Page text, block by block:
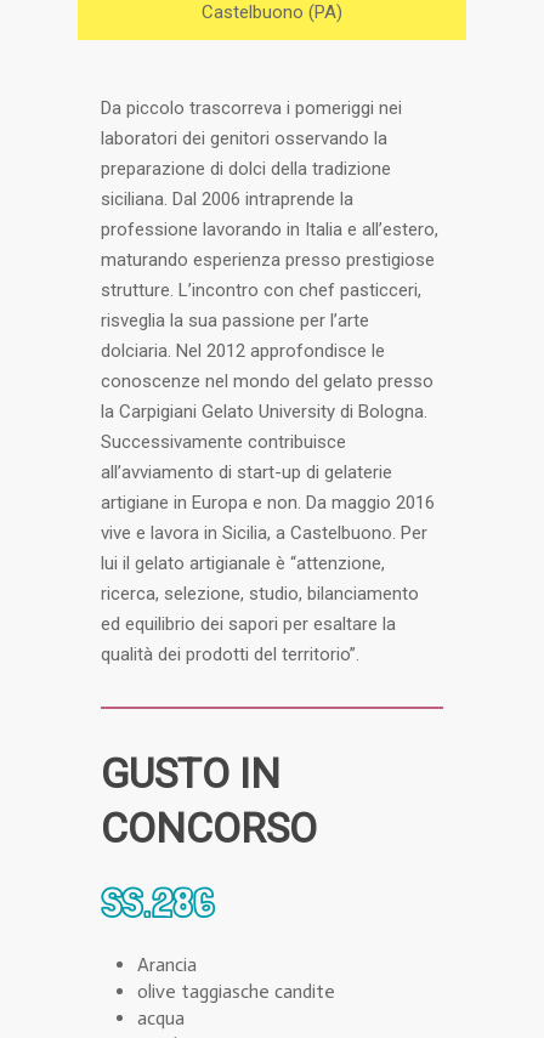
Castelbuono (PA)
Da piccolo trascorreva i pomeriggi nei
laboratori dei genitori osservando la
preparazione di dolci della tradizione
siciliana. Dal 2006 intraprende la
professione lavorando in Italia e all’estero,
maturando esperienza presso prestigiose
strutture. L’incontro con chef pasticceri,
risveglia la sua passione per l’arte
dolciaria. Nel 2012 approfondisce le
conoscenze nel mondo del gelato presso
la Carpigiani Gelato University di Bologna.
Successivamente contribuisce
all’avviamento di start-up di gelaterie
artigiane in Europa e non. Da maggio 2016
vive e lavora in Sicilia, a Castelbuono. Per
lui il gelato artigianale è “attenzione,
ricerca, selezione, studio, bilanciamento
ed equilibrio dei sapori per esaltare la
qualità dei prodotti del territorio”.
GUSTO IN
CONCORSO
SS.286
Arancia
olive taggiasche candite
acqua